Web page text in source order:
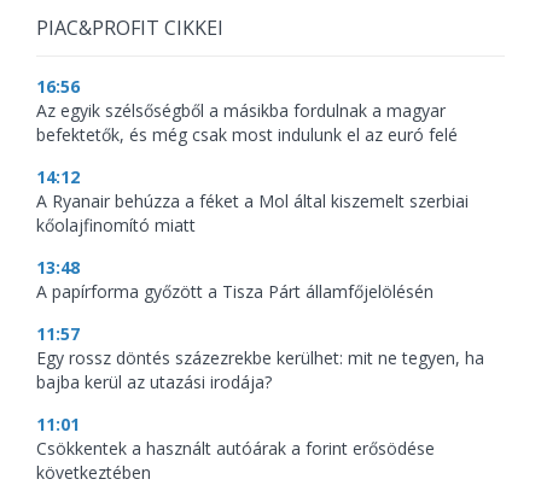
PIAC&PROFIT CIKKEI
16:56
Az egyik szélsőségből a másikba fordulnak a magyar
befektetők, és még csak most indulunk el az euró felé
14:12
A Ryanair behúzza a féket a Mol által kiszemelt szerbiai
kőolajfinomító miatt
13:48
A papírforma győzött a Tisza Párt államfőjelölésén
11:57
Egy rossz döntés százezrekbe kerülhet: mit ne tegyen, ha
bajba kerül az utazási irodája?
11:01
Csökkentek a használt autóárak a forint erősödése
következtében